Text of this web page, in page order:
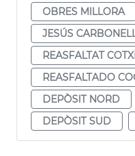
OBRES MILLORA
JESÚS
REASFALTAT
REASFALTADO
DEPÒSIT NORD
DEPÒSIT SUD